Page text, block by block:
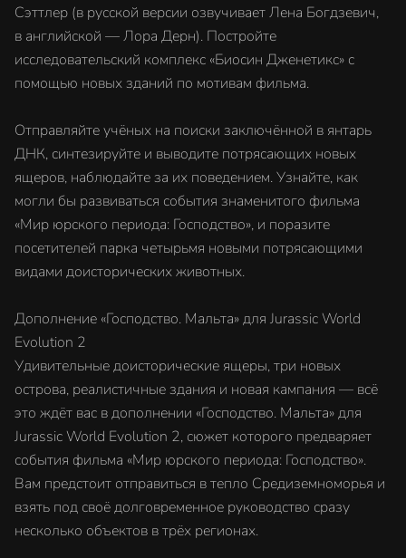
Сэттлер (в русской версии озвучивает Лена Богдзевич,
в английской — Лора Дерн). Постройте
исследовательский комплекс «Биосин Дженетикс» с
помощью новых зданий по мотивам фильма.
Отправляйте учёных на поиски заключённой в янтарь
ДНК, синтезируйте и выводите потрясающих новых
ящеров, наблюдайте за их поведением. Узнайте, как
могли бы развиваться события знаменитого фильма
«Мир юрского периода: Господство», и поразите
посетителей парка четырьмя новыми потрясающими
видами доисторических животных.
Дополнение «Господство. Мальта» для Jurassic World
Evolution 2
Удивительные доисторические ящеры, три новых
острова, реалистичные здания и новая кампания — всё
это ждёт вас в дополнении «Господство. Мальта» для
Jurassic World Evolution 2, сюжет которого предваряет
события фильма «Мир юрского периода: Господство».
Вам предстоит отправиться в тепло Средиземноморья и
взять под своё долговременное руководство сразу
несколько объектов в трёх регионах.